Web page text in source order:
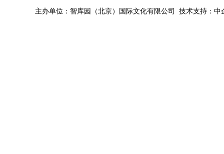
主办单位：智库园（北京）国际文化有限公司 技术支持：